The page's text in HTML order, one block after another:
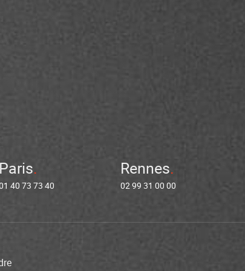
Paris
40 73 73 40
Rennes
02 99 31 00 00